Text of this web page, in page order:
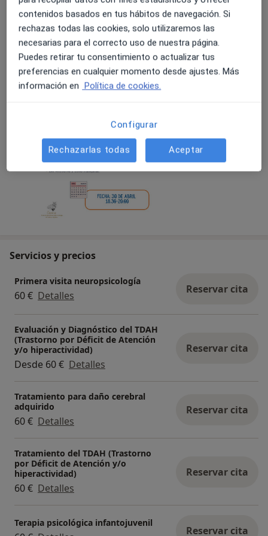
¡No te quedes sin tu plaza!
08/04/2026
Servicios y precios
Primera visita neuropsicología
60 € Detalles Reservar cita
Evaluación y Diagnóstico del TDAH
(Trastorno por Déficit de Atención
y/o hiperactividad)
Desde 60 € Detalles
Reservar cita
Tratamiento para daño cerebral
adquirido
60 € Detalles
Reservar cita
Tratamiento del TDAH (Trastorno
por Déficit de Atención y/o
hiperactividad)
60 € Detalles
Reservar cita
Terapia psicológica infantojuvenil
Reservar cita
contenidos basados en tus hábitos de navegación. Si
rechazas todas las cookies, solo utilizaremos las
necesarias para el correcto uso de nuestra página.
Puedes retirar tu consentimiento o actualizar tus
preferencias en cualquier momento desde ajustes. Más
información en Política de cookies.
Configurar
Rechazarlas todas Aceptar